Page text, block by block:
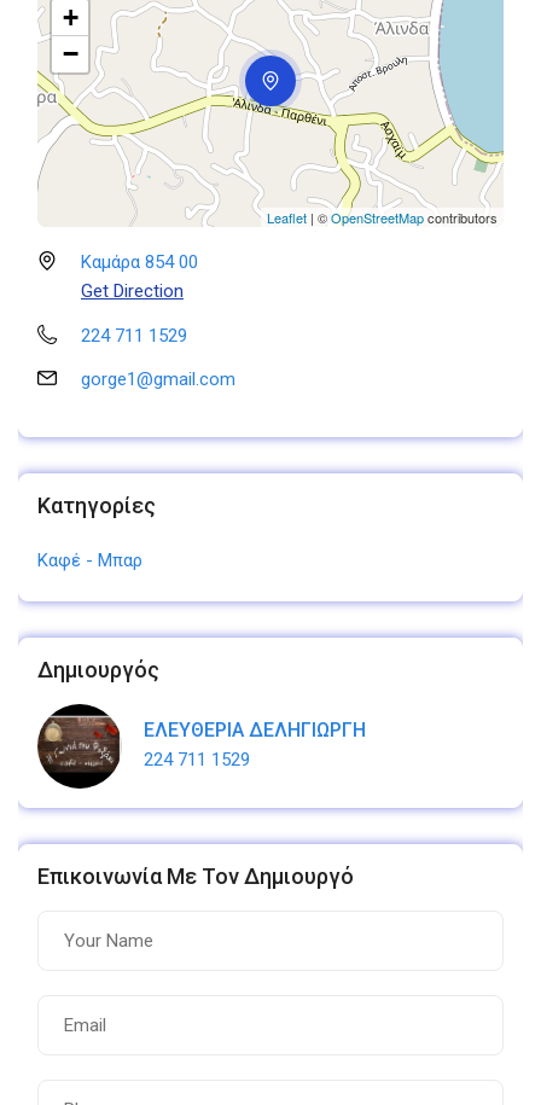
+
−
Leaflet | ©OpenStreetMapcontributors
Καμάρα 854 00
Get Direction
224 711 1529
gorge1@gmail.com
Κατηγορίες
Καφέ - Μπαρ
Δημιουργός
ΕΛΕΥΘΕΡΙΑ ΔΕΛΗΓΙΩΡΓΗ
224 711 1529
Επικοινωνία Με Τον Δημιουργό